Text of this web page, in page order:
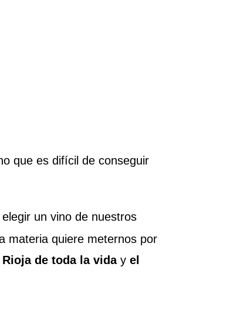
que es difícil de conseguir
un vino de nuestros
materia quiere meternos por
de toda la vidayel